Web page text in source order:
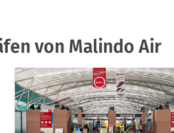
von Malindo Air